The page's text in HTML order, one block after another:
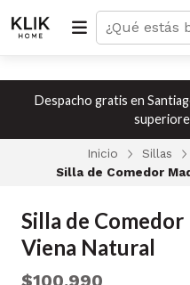
Despacho gratis en
Inicio Sillas
Silla de Comedor
Silla de
Viena Natural
$100.990